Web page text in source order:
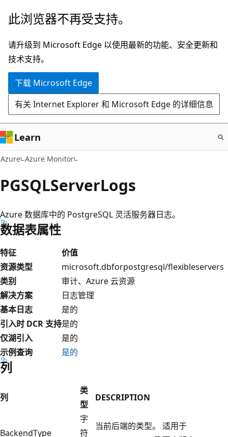
跳
主
要
内
此浏览器不再受支持。
请升级到 Microsoft Edge 以使用最新的功能、安全更新和
技术支持。
下载 Microsoft Edge
有关 Internet Explorer 和 Microsoft Edge 的详细信息
Learn
Azure Azure Monitor
PGSQLServerLogs
Azure 数据库中的 PostgreSQL 灵活服务器日志。
数据表属性
特征
价值
资源类型
microsoft.dbforpostgresql/flexibleservers
类别
审计、Azure 云资源
解决方案
日志管理
基本日志
是的
引入时 DCR 支持是的
仅湖引入
是的
示例查询
是的
列
列
类
型
DESCRIPTION
BackendType
字
符
当前后端的类型。 适用于